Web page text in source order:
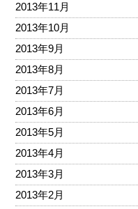
2013年11月
2013年10月
2013年9月
2013年8月
2013年7月
2013年6月
2013年5月
2013年4月
2013年3月
2013年2月